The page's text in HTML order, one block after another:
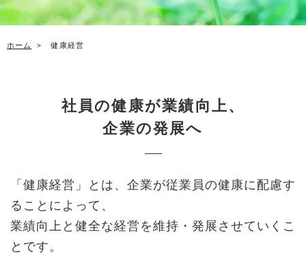
ホーム 健康経営
社員の健康が業績向上、
企業の発展へ
「健康経営」とは、企業が従業員の健康に配慮す
ることによって、
業績向上と健全な経営を維持・発展させていくこ
とです。